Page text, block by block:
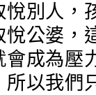
別人，
公婆，
成為壓
以我們